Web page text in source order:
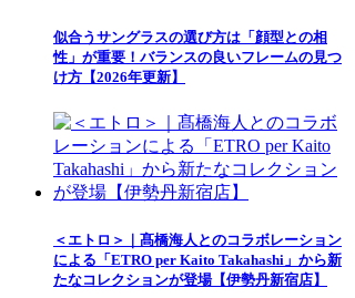
似合うサングラスの選び方は「顔型との相
性」が重要！バランスの良いフレームの見つ
け方【2026年更新】
＜エトロ＞｜髙橋海人とのコラボレーション
による「ETRO per Kaito Takahashi」から新
たなコレクションが登場【伊勢丹新宿店】